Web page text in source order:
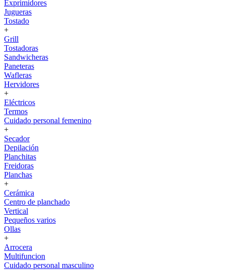
Exprimidores
Jugueras
Tostado
+
Grill
Tostadoras
Sandwicheras
Paneteras
Wafleras
Hervidores
+
Eléctricos
Termos
Cuidado personal femenino
+
Secador
Depilación
Planchitas
Freidoras
Planchas
+
Cerámica
Centro de planchado
Vertical
Pequeños varios
Ollas
+
Arrocera
Multifuncion
Cuidado personal masculino